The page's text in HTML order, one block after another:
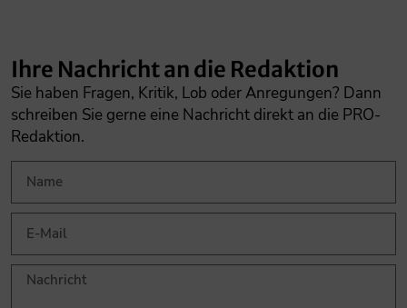
Ihre Nachricht an die Redaktion
Sie haben Fragen, Kritik, Lob oder Anregungen? Dann
schreiben Sie gerne eine Nachricht direkt an die PRO-
Redaktion.